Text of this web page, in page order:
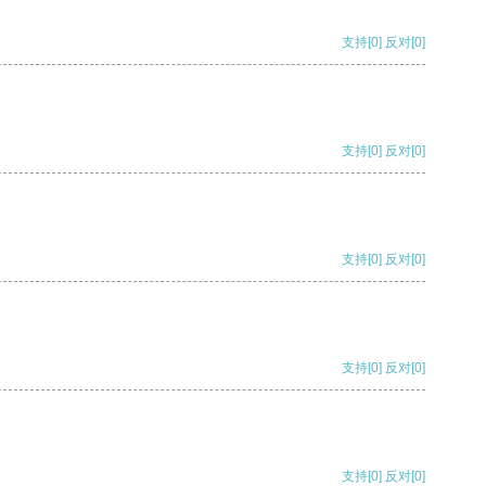
支持[0] 反对[0]
支持[0] 反对[0]
支持[0] 反对[0]
支持[0] 反对[0]
支持[0] 反对[0]